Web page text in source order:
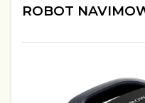
ROBOT